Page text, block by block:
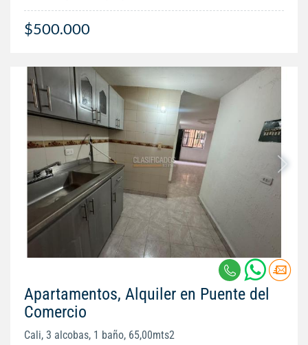
$500.000
Apartamentos, Alquiler en Puente del
Comercio
Cali, 3 alcobas, 1 baño, 65,00mts2